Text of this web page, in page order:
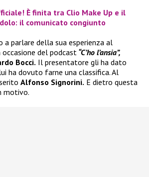
È finita tra Clio Make Up e il
il comunicato congiunto
parlare della sua esperienza al
occasione del podcast “C’ho l’ansia”,
Bocci. Il presentatore gli ha dato
ha dovuto farne una classifica. Al
Alfonso Signorini. E dietro questa
motivo.